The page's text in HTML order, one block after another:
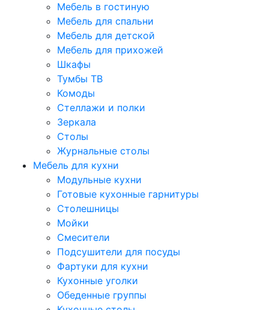
Мебель в гостиную
Мебель для спальни
Мебель для детской
Мебель для прихожей
Шкафы
Тумбы ТВ
Комоды
Стеллажи и полки
Зеркала
Столы
Журнальные столы
Мебель для кухни
Модульные кухни
Готовые кухонные гарнитуры
Столешницы
Мойки
Смесители
Подсушители для посуды
Фартуки для кухни
Кухонные уголки
Обеденные группы